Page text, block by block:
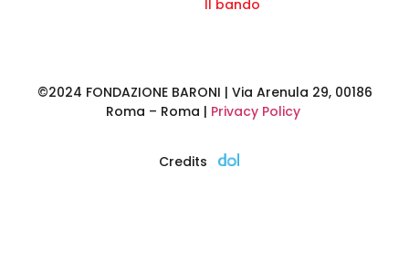
Il bando
©2024 FONDAZIONE BARONI | Via Arenula 29, 00186
Roma – Roma | Privacy Policy
Credits